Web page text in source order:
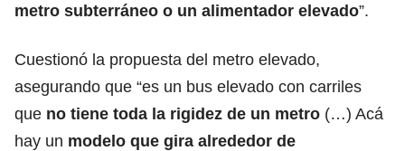
metro subterráneo o un alimentador elevado”.
Cuestionó la propuesta del metro elevado,
asegurando que “es un bus elevado con carriles
que no tiene toda la rigidez de un metro (…) Acá
hay un modelo que gira alrededor de